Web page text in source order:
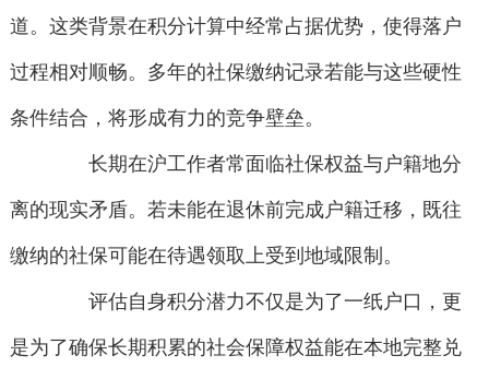
道。这类背景在积分计算中经常占据优势，使得落户
过程相对顺畅。多年的社保缴纳记录若能与这些硬性
条件结合，将形成有力的竞争壁垒。
长期在沪工作者常面临社保权益与户籍地分
离的现实矛盾。若未能在退休前完成户籍迁移，既往
缴纳的社保可能在待遇领取上受到地域限制。
评估自身积分潜力不仅是为了一纸户口，更
是为了确保长期积累的社会保障权益能在本地完整兑